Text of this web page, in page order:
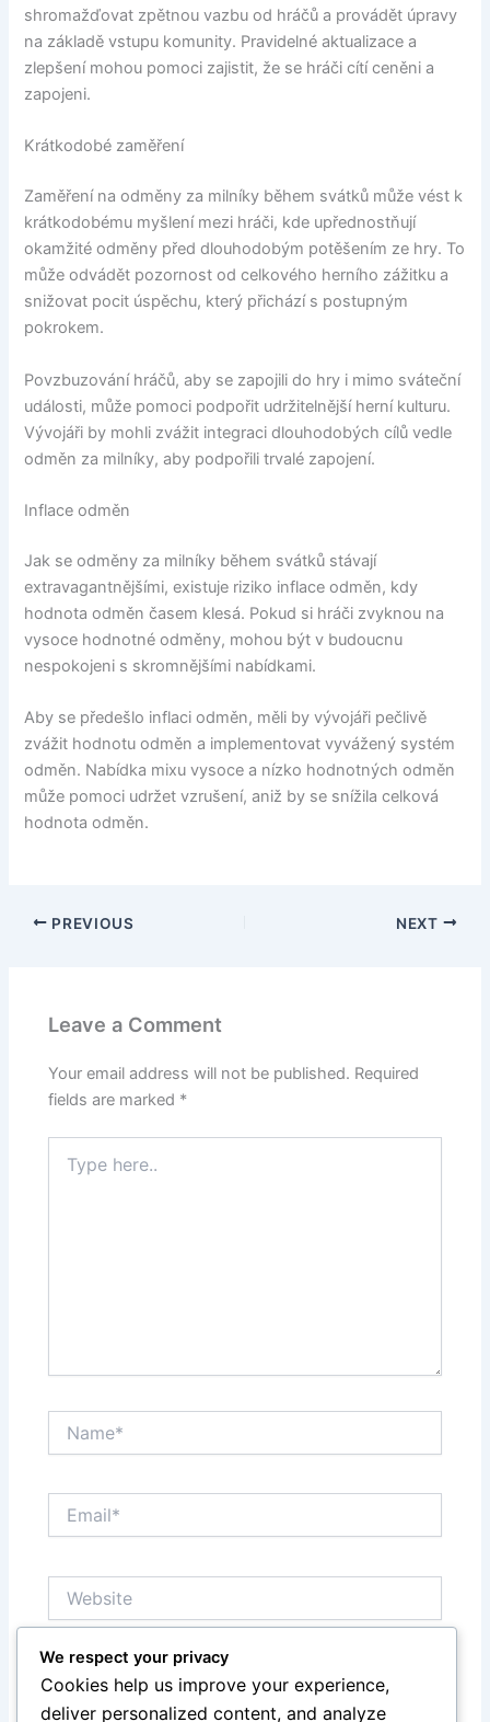
shromažďovat zpětnou vazbu od hráčů a provádět úpravy
na základě vstupu komunity. Pravidelné aktualizace a
zlepšení mohou pomoci zajistit, že se hráči cítí ceněni a
zapojeni.
Krátkodobé zaměření
Zaměření na odměny za milníky během svátků může vést k
krátkodobému myšlení mezi hráči, kde upřednostňují
okamžité odměny před dlouhodobým potěšením ze hry. To
může odvádět pozornost od celkového herního zážitku a
snižovat pocit úspěchu, který přichází s postupným
pokrokem.
Povzbuzování hráčů, aby se zapojili do hry i mimo sváteční
události, může pomoci podpořit udržitelnější herní kulturu.
Vývojáři by mohli zvážit integraci dlouhodobých cílů vedle
odměn za milníky, aby podpořili trvalé zapojení.
Inflace odměn
Jak se odměny za milníky během svátků stávají
extravagantnějšími, existuje riziko inflace odměn, kdy
hodnota odměn časem klesá. Pokud si hráči zvyknou na
vysoce hodnotné odměny, mohou být v budoucnu
nespokojeni s skromnějšími nabídkami.
Aby se předešlo inflaci odměn, měli by vývojáři pečlivě
zvážit hodnotu odměn a implementovat vyvážený systém
odměn. Nabídka mixu vysoce a nízko hodnotných odměn
může pomoci udržet vzrušení, aniž by se snížila celková
hodnota odměn.
PREVIOUS NEXT
Leave a Comment
Your email address will not be published. Required
fields are marked *
here..
Save my name, email, and website in this browser
for the next time I comment.
We respect your privacy
Cookies help us improve your experience,
deliver personalized content, and analyze